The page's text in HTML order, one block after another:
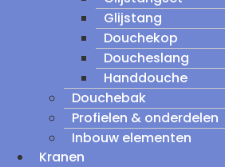
Glijstang
Douchekop
Doucheslang
Handdouche
Douchebak
Profielen & onderdelen
Inbouw elementen
Kranen